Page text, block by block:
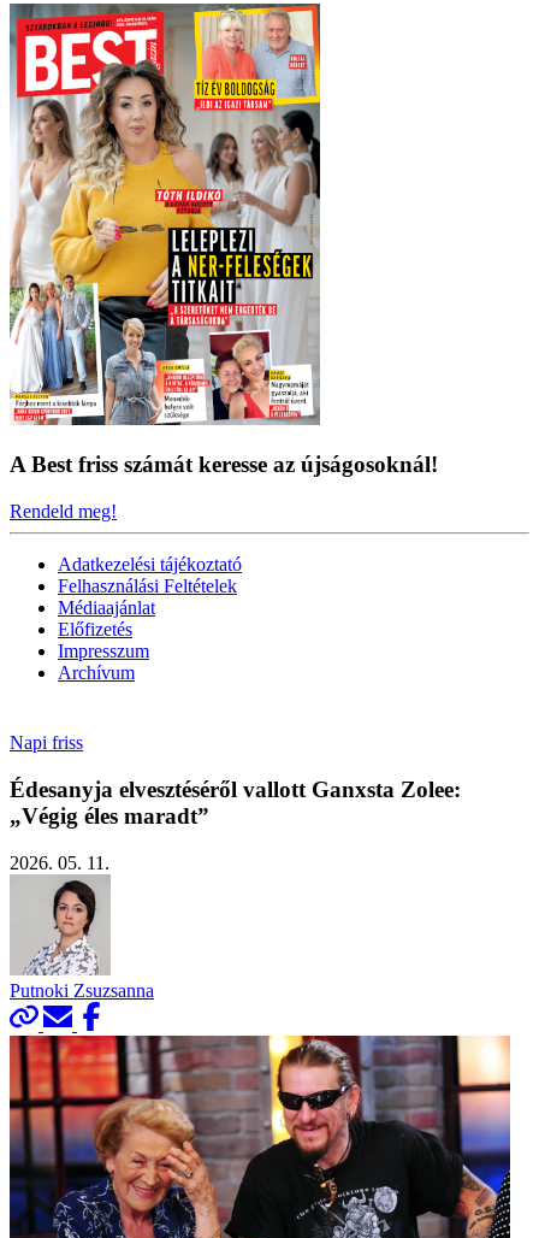
A Best friss számát keresse az újságosoknál!
Rendeld meg!
Adatkezelési tájékoztató
Felhasználási Feltételek
Médiaajánlat
Előfizetés
Impresszum
Archívum
Napi friss
Édesanyja elvesztéséről vallott Ganxsta Zolee:
„Végig éles maradt”
2026. 05. 11.
Putnoki Zsuzsanna